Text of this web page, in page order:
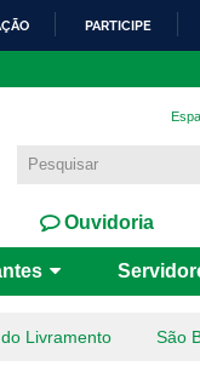
PARTICIPE
Ouvidoria
Livramento São